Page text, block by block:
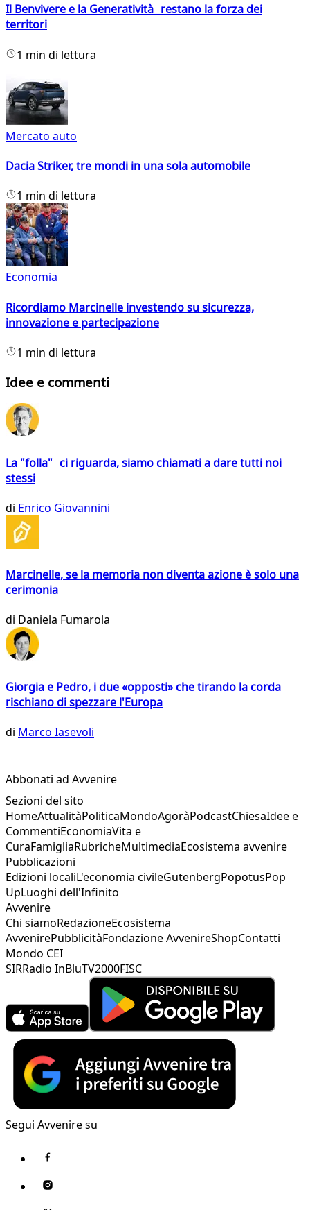
Il Benvivere e la Generatività restano la forza dei
territori
1 min di lettura
Mercato auto
Dacia Striker, tre mondi in una sola automobile
1 min di lettura
Economia
Ricordiamo Marcinelle investendo su sicurezza,
innovazione e partecipazione
1 min di lettura
Idee e commenti
La "folla" ci riguarda, siamo chiamati a dare tutti noi
stessi
di Enrico Giovannini
Marcinelle, se la memoria non diventa azione è solo una
cerimonia
di Daniela Fumarola
Giorgia e Pedro, i due «opposti» che tirando la corda
rischiano di spezzare l'Europa
di Marco Iasevoli
Abbonati ad Avvenire
Sezioni del sito
HomeAttualitàPoliticaMondoAgoràPodcastChiesaIdee e
CommentiEconomiaVita e
CuraFamigliaRubricheMultimediaEcosistema avvenire
Pubblicazioni
Edizioni localiL'economia civileGutenbergPopotusPop
UpLuoghi dell'Infinito
Avvenire
Chi siamoRedazioneEcosistema
AvvenirePubblicitàFondazione AvvenireShopContatti
Mondo CEI
SIRRadio InBluTV2000FISC
Segui Avvenire su